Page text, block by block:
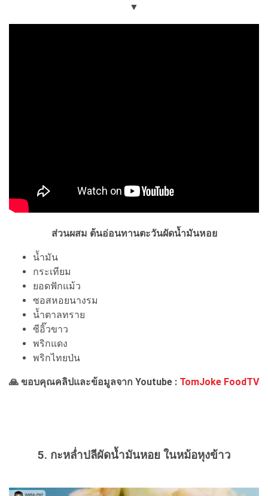
▼
ส่วนผสม ต้นอ่อนทานตะวันผัดน้ำมันหอย
น้ำมัน
กระเทียม
ยอดฟักแม้ว
ซอสหอยนางรม
น้ำตาลทราย
ซีอิ๊วขาว
พริกแดง
พริกไทยป่น
🙏 ขอบคุณคลิปและข้อมูลจาก Youtube : TomJoke FoodTV
5. กะหล่ำปลีผัดน้ำมันหอย ในหม้อหุงข้าว